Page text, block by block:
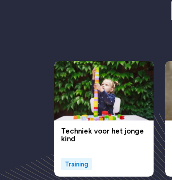
Techniek voor het jonge
kind
Training